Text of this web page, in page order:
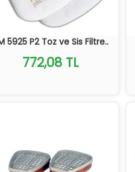
5925 P2 Toz ve Sis Filtre..
772,08 TL